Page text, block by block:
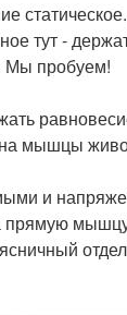
тут -
Мы пробуем!
на мышцы
и
прямую
отдел